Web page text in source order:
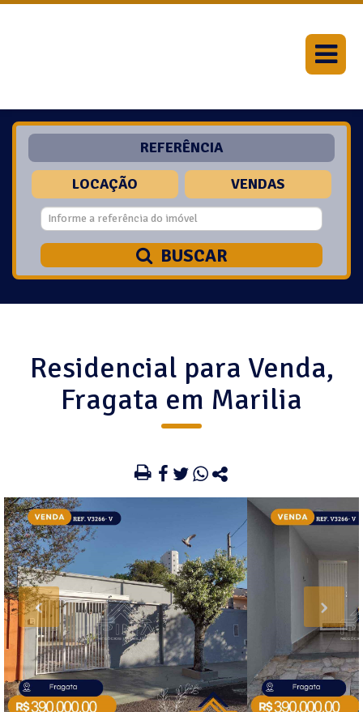
REFERÊNCIA
LOCAÇÃO VENDAS
BUSCAR
Residencial para Venda,
Fragata em Marilia
‹ ›